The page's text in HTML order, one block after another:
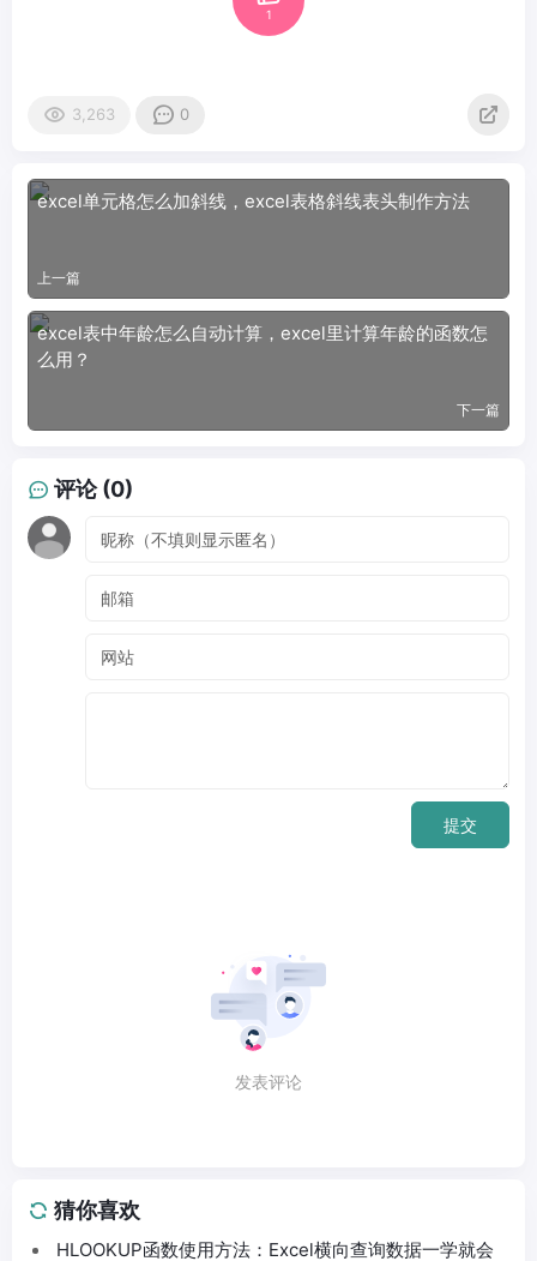
1
3,263 0
excel单元格怎么加斜线，excel表格斜线表头制作方法
上一篇
excel表中年龄怎么自动计算，excel里计算年龄的函数怎
么用？
下一篇
评论 (0)
提交
发表评论
猜你喜欢
HLOOKUP函数使用方法：Excel横向查询数据一学就会